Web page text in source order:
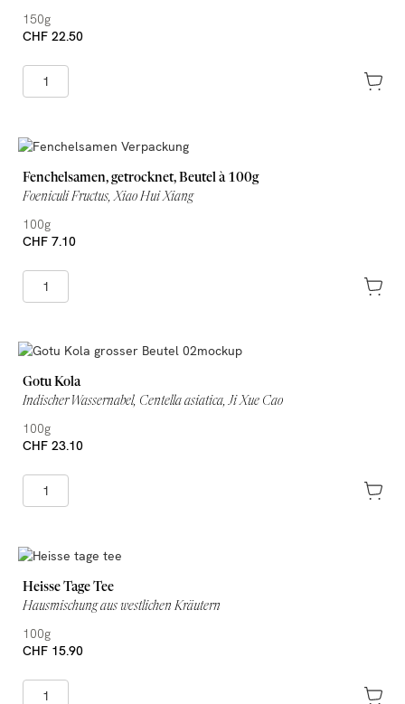
150g
CHF 22.50
Fenchelsamen, getrocknet, Beutel à 100g
Foeniculi Fructus, Xiao Hui Xiang
100g
CHF 7.10
Gotu Kola
Indischer Wassernabel, Centella asiatica, Ji Xue Cao
100g
CHF 23.10
Heisse Tage Tee
Hausmischung aus westlichen Kräutern
100g
CHF 15.90